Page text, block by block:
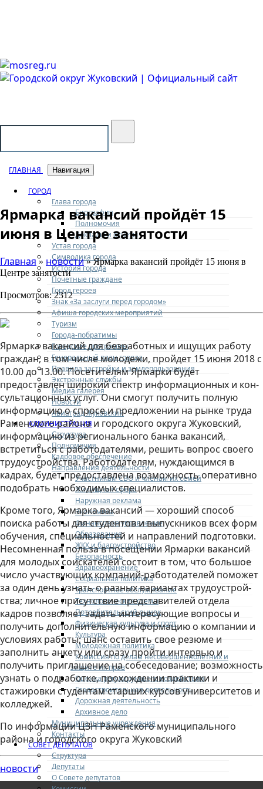
ГЛАВНАЯ Навигация
ГОРОД
Глава города
Биография
Полномочия
Доклады и отчеты
Устав города
Символика города
История города
Почетные граждане
Город героев
Знак «За заслуги перед городом»
Афиша городских мероприятий
Туризм
Города-побратимы
Городские программы
Генеральный план города
Правила застройки и землепользования
Экстренные службы
Медиа галерея
Новости
Авиаград Жуковский
АДМИНИСТРАЦИЯ
Структура
Полномочия
Кадровое обеспечение
Направления деятельности
Участникам СВО и членам их семей
Жилищная сфера
Наружная реклама
Экономика
Финансовое управление
Образование
ЖКХ и благоустройство
Безопасность
Здравоохранение
Социальная политика
Транспортное обслуживание
Технологические схемы
Потребительский рынок
Физическая культура и спорт
Культура
Молодежная политика
Комиссия по делам несовершеннолетних и
защите их прав
Оценка регулирующего воздействия
Градостроительная деятельность
Дорожная деятельность
Архивное дело
Муниципальные учреждения
Контакты
СОВЕТ ДЕПУТАТОВ
Структура
Депутаты
О Совете депутатов
Ярмарка вакансий пройдёт 15
июня в Центре занятости
Главная» новости» Ярмарка вакансий пройдёт 15 июня в
Центре занятости
Просмотров: 2312
Ярмарка вакансий для безработных и ищущих работу
граждан, в том числе молодежи, пройдет 15 июня 2018 с
10.00 до 13.00. Посетителям Ярмарки будет
предоставлен широкий спектр информационных и кон­
суль­та­ци­он­ных услуг. Они смогут получить полную
информацию о спросе и предложении на рынке труда
Раменского района и городского округа Жуковский,
информацию из регионального банка вакансий,
встретиться с работодателями, решить вопрос своего
тру­до­ус­трой­ства. Работодателям, нуждающимся в
кадрах, будет предоставлена возможность оперативно
подобрать необходимых специалистов.
Кроме того, Ярмарка вакансий — хороший способ
поиска работы для студентов и выпускников всех форм
обучения, специальностей и направлений подготовки.
Несомненная польза в посещении Ярмарки вакансий
для молодых соискателей состоит в том, что большое
число участвующих ком­па­ний-ра­бото­дате­лей поможет
за один день узнать о разных вариантах тру­до­ус­трой­
ства; личное присутствие представителей отдела
кадров позволяет задать интересующие вопросы и
получить дополнительную информацию о компании и
условиях работы; шанс оставить свое резюме и
заполнить анкету или сразу пройти интервью и
получить приглашение на собеседование; возможность
узнать о подработке, прохождении практики и
стажировки студентам старших курсов университетов и
колледжей.
По информации ЦЗН Раменского муниципального
района и городского округа Жуковский
новости